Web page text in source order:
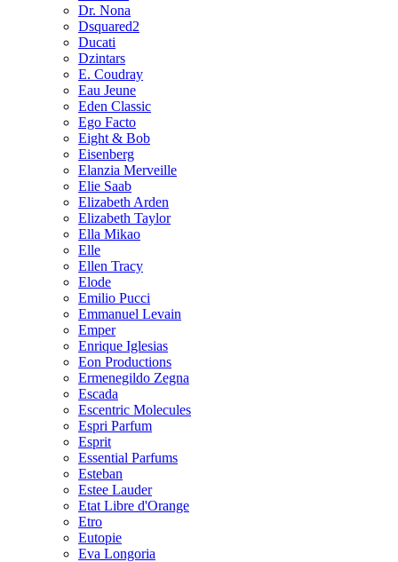
Dr. Nona
Dsquared2
Ducati
Dzintars
E. Coudray
Eau Jeune
Eden Classic
Ego Facto
Eight & Bob
Eisenberg
Elanzia Merveille
Elie Saab
Elizabeth Arden
Elizabeth Taylor
Ella Mikao
Elle
Ellen Tracy
Elode
Emilio Pucci
Emmanuel Levain
Emper
Enrique Iglesias
Eon Productions
Ermenegildo Zegna
Escada
Escentric Molecules
Espri Parfum
Esprit
Essential Parfums
Esteban
Estee Lauder
Etat Libre d'Orange
Etro
Eutopie
Eva Longoria